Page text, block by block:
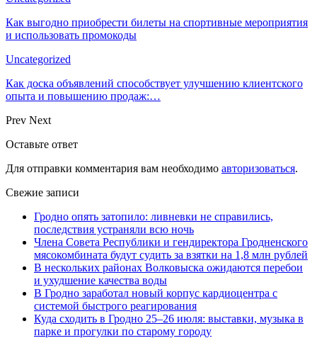
Как выгодно приобрести билеты на спортивные мероприятия
и использовать промокоды
Uncategorized
Как доска объявлений способствует улучшению клиентского
опыта и повышению продаж:…
Prev Next
Оставьте ответ
Для отправки комментария вам необходимо авторизоваться.
Свежие записи
Гродно опять затопило: ливневки не справились,
последствия устраняли всю ночь
Члена Совета Республики и гендиректора Гродненского
мясокомбината будут судить за взятки на 1,8 млн рублей
В нескольких районах Волковыска ожидаются перебои
и ухудшение качества воды
В Гродно заработал новый корпус кардиоцентра с
системой быстрого реагирования
Куда сходить в Гродно 25–26 июля: выставки, музыка в
парке и прогулки по старому городу